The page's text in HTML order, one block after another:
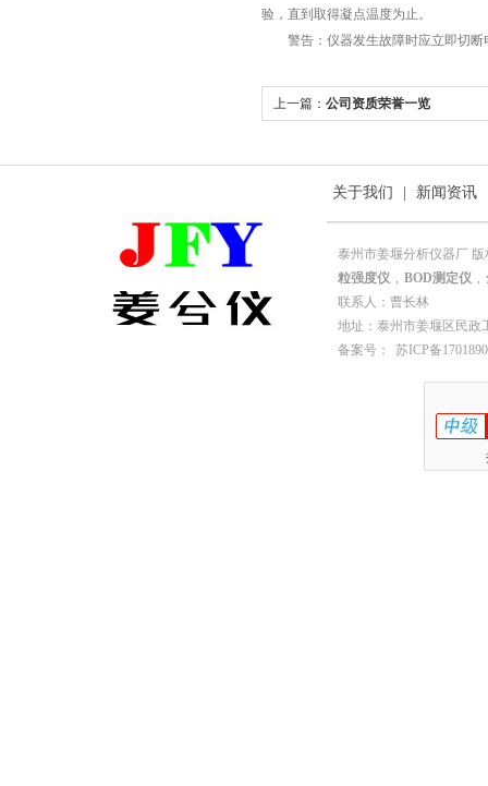
验，直到取得凝点温度为止。
警告：仪器发生故障时应立即切断
上一篇： 公司资质荣誉一览
关于我们 新闻资讯
泰州市姜堰分析仪器厂
粒强度仪 , BOD测定仪 ,
联系人：曹长林
地址：泰州市姜堰区民政
备案号：
苏ICP备